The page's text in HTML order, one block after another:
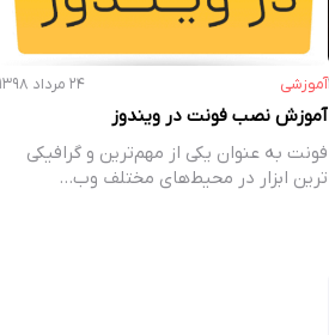
آموزشی ۲۴ مرداد ۱۳۹۸
آموزش نصب فونت در ویندوز
فونت به عنوان یکی از مهم‌ترین و گرافیکی
ترین ابزار در محیط‌های مختلف وب…